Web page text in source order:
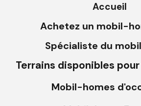
Accueil
Achetez un mobil-
Spécialiste du
Terrains disponibles
Mobil-homes